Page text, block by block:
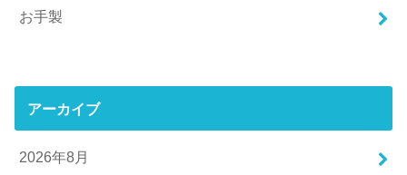
お手製
アーカイブ
2026年8月